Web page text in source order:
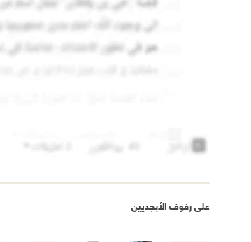
على رفوف الأبجديين